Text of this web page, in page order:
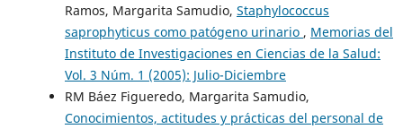
Ramos, Margarita Samudio, Staphylococcus
saprophyticus como patógeno urinario , Memorias del
Instituto de Investigaciones en Ciencias de la Salud:
Vol. 3 Núm. 1 (2005): Julio-Diciembre
RM Báez Figueredo, Margarita Samudio,
Conocimientos, actitudes y prácticas del personal de